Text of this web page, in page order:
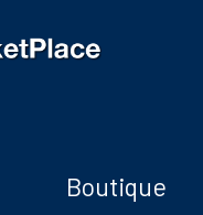
Boutique